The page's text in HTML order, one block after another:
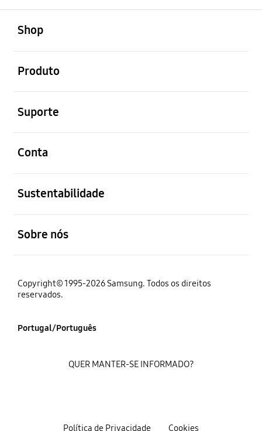
Shop
Produto
Suporte
Conta
Sustentabilidade
Sobre nós
Copyright© 1995-2026 Samsung. Todos os direitos
reservados.
Portugal/Português
Política de Privacidade Cookies
QUER MANTER-SE INFORMADO?